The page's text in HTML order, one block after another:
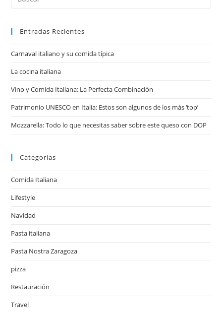
en
webEntradas Recientes
Carnaval italiano y su comida típica
La cocina italiana
Vino y Comida Italiana: La Perfecta Combinación
Patrimonio UNESCO en Italia: Estos son algunos de los más ‘top’
Mozzarella: Todo lo que necesitas saber sobre este queso con DOP
Categorías
Comida Italiana
Lifestyle
Navidad
Pasta italiana
Pasta Nostra Zaragoza
pizza
Restauración
Travel